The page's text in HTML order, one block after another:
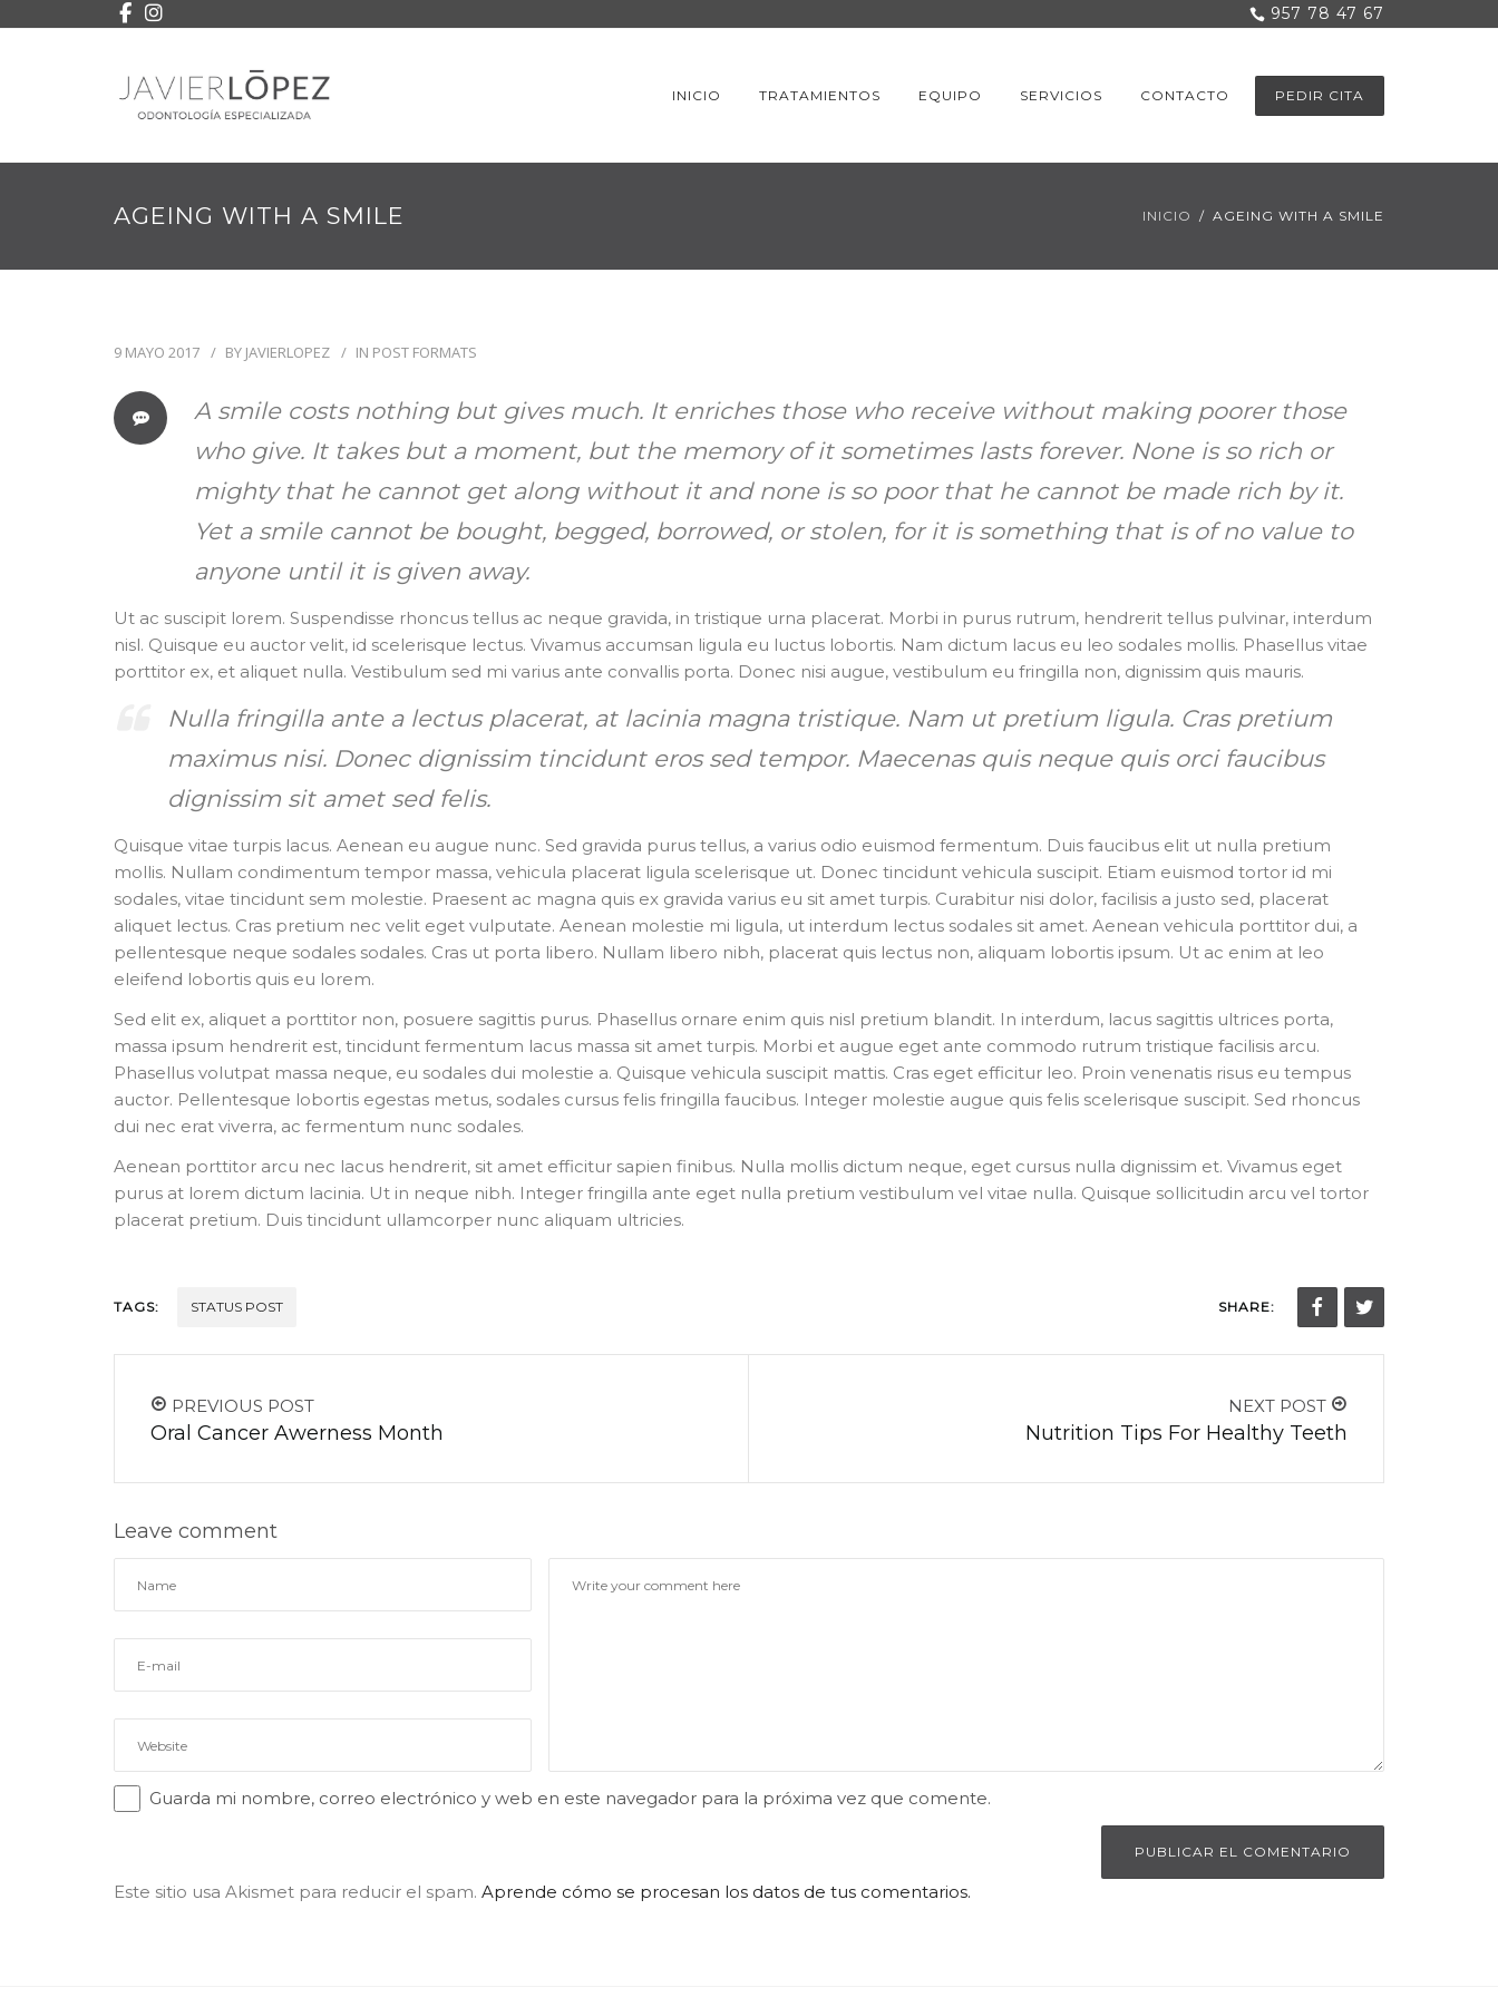
957 78 47 67
INICIO TRATAMIENTOS EQUIPO SERVICIOS CONTACTO PEDIR CITA
AGEING WITH A SMILE INICIO AGEING WITH A SMILE
9 MAYO 2017 BY JAVIERLOPEZ IN POST FORMATS
A smile costs nothing but gives much. It enriches those who receive without making poorer those
who give. It takes but a moment, but the memory of it sometimes lasts forever. None is so rich or
mighty that he cannot get along without it and none is so poor that he cannot be made rich by it.
Yet a smile cannot be bought, begged, borrowed, or stolen, for it is something that is of no value to
anyone until it is given away.
Ut ac suscipit lorem. Suspendisse rhoncus tellus ac neque gravida, in tristique urna placerat. Morbi in purus rutrum, hendrerit tellus pulvinar, interdum
nisl. Quisque eu auctor velit, id scelerisque lectus. Vivamus accumsan ligula eu luctus lobortis. Nam dictum lacus eu leo sodales mollis. Phasellus vitae
porttitor ex, et aliquet nulla. Vestibulum sed mi varius ante convallis porta. Donec nisi augue, vestibulum eu fringilla non, dignissim quis mauris.
Nulla fringilla ante a lectus placerat, at lacinia magna tristique. Nam ut pretium ligula. Cras pretium
maximus nisi. Donec dignissim tincidunt eros sed tempor. Maecenas quis neque quis orci faucibus
dignissim sit amet sed felis.
Quisque vitae turpis lacus. Aenean eu augue nunc. Sed gravida purus tellus, a varius odio euismod fermentum. Duis faucibus elit ut nulla pretium
mollis. Nullam condimentum tempor massa, vehicula placerat ligula scelerisque ut. Donec tincidunt vehicula suscipit. Etiam euismod tortor id mi
sodales, vitae tincidunt sem molestie. Praesent ac magna quis ex gravida varius eu sit amet turpis. Curabitur nisi dolor, facilisis a justo sed, placerat
aliquet lectus. Cras pretium nec velit eget vulputate. Aenean molestie mi ligula, ut interdum lectus sodales sit amet. Aenean vehicula porttitor dui, a
pellentesque neque sodales sodales. Cras ut porta libero. Nullam libero nibh, placerat quis lectus non, aliquam lobortis ipsum. Ut ac enim at leo
eleifend lobortis quis eu lorem.
Sed elit ex, aliquet a porttitor non, posuere sagittis purus. Phasellus ornare enim quis nisl pretium blandit. In interdum, lacus sagittis ultrices porta,
massa ipsum hendrerit est, tincidunt fermentum lacus massa sit amet turpis. Morbi et augue eget ante commodo rutrum tristique facilisis arcu.
Phasellus volutpat massa neque, eu sodales dui molestie a. Quisque vehicula suscipit mattis. Cras eget efficitur leo. Proin venenatis risus eu tempus
auctor. Pellentesque lobortis egestas metus, sodales cursus felis fringilla faucibus. Integer molestie augue quis felis scelerisque suscipit. Sed rhoncus
dui nec erat viverra, ac fermentum nunc sodales.
Aenean porttitor arcu nec lacus hendrerit, sit amet efficitur sapien finibus. Nulla mollis dictum neque, eget cursus nulla dignissim et. Vivamus eget
purus at lorem dictum lacinia. Ut in neque nibh. Integer fringilla ante eget nulla pretium vestibulum vel vitae nulla. Quisque sollicitudin arcu vel tortor
placerat pretium. Duis tincidunt ullamcorper nunc aliquam ultricies.
TAGS: STATUS POST SHARE:
PREVIOUS POST
Oral Cancer Awerness Month
NEXT POST
Nutrition Tips For Healthy Teeth
Leave comment
Guarda mi nombre, correo electrónico y web en este navegador para la próxima vez que comente.
Este sitio usa Akismet para reducir el spam. Aprende cómo se procesan los datos de tus comentarios.